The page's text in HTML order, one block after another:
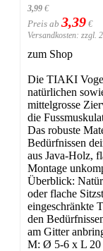
3,99 €
Preis ab 3,39 €
Versandkosten: zzgl.
zum Shop
Die TIAKI
natürlichen
mittelgrosse
die
Das robuste
Bedürfnissen
aus Java-Holz,
Montage
Überblick:
oder flache
eingeschränkte
den
am Gitter
M: Ø 5-6 x L 20